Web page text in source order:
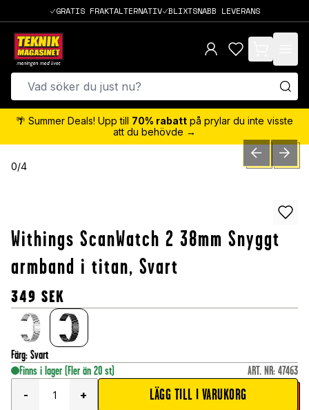
GRATIS FRAKTALTERNATIV BLIXTSNABB LEVERANS
items in cart,
🌴 Summer Deals! Upp till 70% rabatt på prylar du inte visste
att du behövde →
0/4 PREVIOUSNEXT
Withings ScanWatch 2 38mm Snyggt
armband i titan, Svart
349 SEK
Färg: Svart
Finns i lager (Fler än 20 st) ART. NR: 47463
-
+ LÄGG TILL I VARUKORG